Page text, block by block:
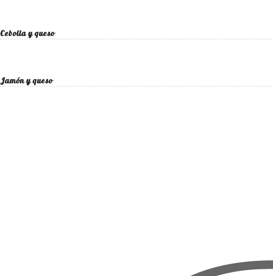
Cebolla y queso
Jamón y queso